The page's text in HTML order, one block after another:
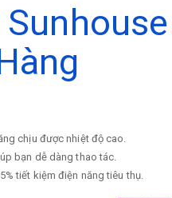
chịu được nhiệt độ cao.
bạn dễ dàng thao tác.
tiết kiệm điện năng tiêu thụ.